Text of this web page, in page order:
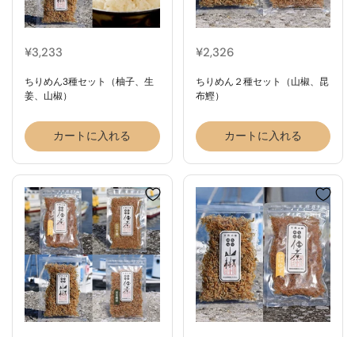
¥3,233
ちりめん3種セット（柚子、生
姜、山椒）
カートに入れる
¥2,326
ちりめん２種セット（山椒、昆
布鰹）
カートに入れる